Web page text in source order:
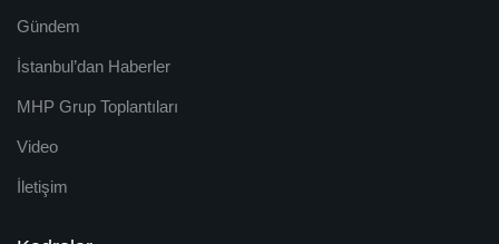
Gündem
İstanbul’dan Haberler
MHP Grup Toplantıları
Video
İletişim